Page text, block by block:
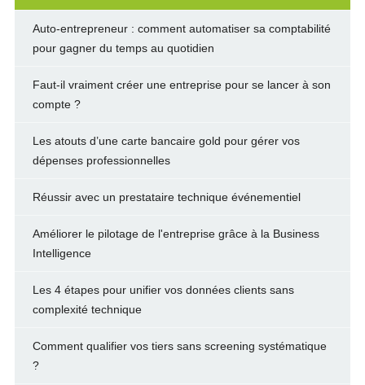
Auto-entrepreneur : comment automatiser sa comptabilité
pour gagner du temps au quotidien
Faut-il vraiment créer une entreprise pour se lancer à son
compte ?
Les atouts d’une carte bancaire gold pour gérer vos
dépenses professionnelles
Réussir avec un prestataire technique événementiel
Améliorer le pilotage de l'entreprise grâce à la Business
Intelligence
Les 4 étapes pour unifier vos données clients sans
complexité technique
Comment qualifier vos tiers sans screening systématique
?